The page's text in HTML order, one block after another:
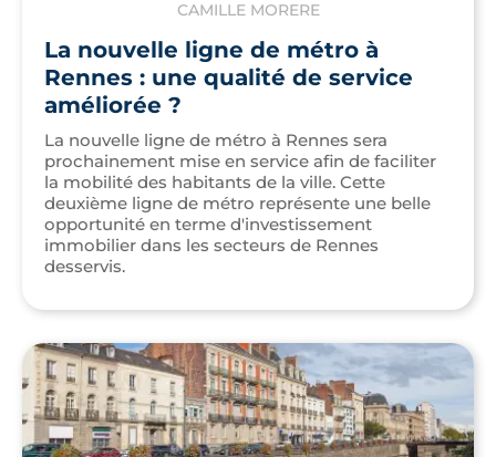
CAMILLE MORERE
La nouvelle ligne de métro à
Rennes : une qualité de service
améliorée ?
La nouvelle ligne de métro à Rennes sera
prochainement mise en service afin de faciliter
la mobilité des habitants de la ville. Cette
deuxième ligne de métro représente une belle
opportunité en terme d'investissement
immobilier dans les secteurs de Rennes
desservis.